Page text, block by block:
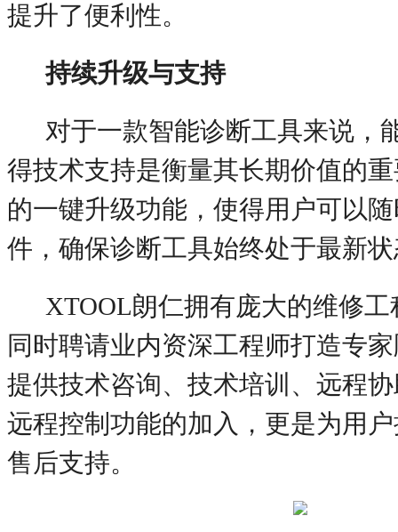
提升了便利性。
持续升级与支持
对于一款智能诊断工具来说，
得技术支持是衡量其长期价值的
的一键升级功能，使得用户可以
件，确保诊断工具始终处于最新
XTOOL朗仁拥有庞大的维修
同时聘请业内资深工程师打造专
提供技术咨询、技术培训、远程
远程控制功能的加入，更是为用
售后支持。